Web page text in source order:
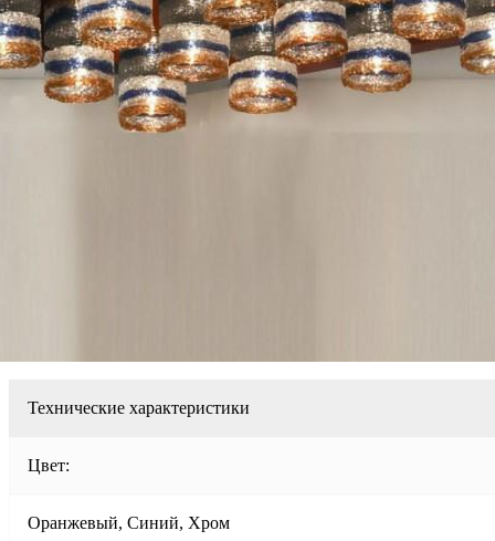
Технические характеристики
Цвет:
Оранжевый, Синий, Хром